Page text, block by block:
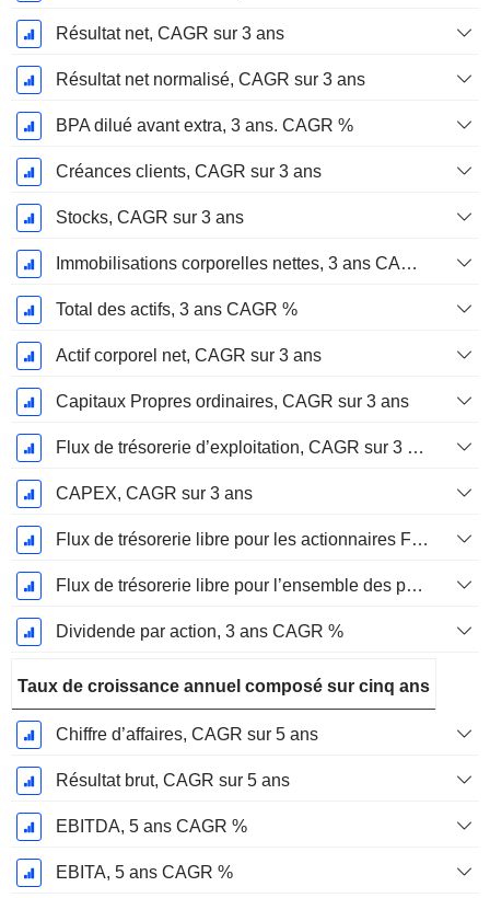
Résultat net, CAGR sur 3 ans
Résultat net normalisé, CAGR sur 3 ans
BPA dilué avant extra, 3 ans. CAGR %
Créances clients, CAGR sur 3 ans
Stocks, CAGR sur 3 ans
Immobilisations corporelles nettes, 3 ans CAGR %
Total des actifs, 3 ans CAGR %
Actif corporel net, CAGR sur 3 ans
Capitaux Propres ordinaires, CAGR sur 3 ans
Flux de trésorerie d’exploitation, CAGR sur 3 ans
CAPEX, CAGR sur 3 ans
Flux de trésorerie libre pour les actionnaires FCFE, CAGR sur 3 ans
Flux de trésorerie libre pour l’ensemble des pourvoyeurs de fonds (créanciers et actionnaires) FCFF, CAGR sur 3 ans
Dividende par action, 3 ans CAGR %
Taux de croissance annuel composé sur cinq ans
Chiffre d’affaires, CAGR sur 5 ans
Résultat brut, CAGR sur 5 ans
EBITDA, 5 ans CAGR %
EBITA, 5 ans CAGR %